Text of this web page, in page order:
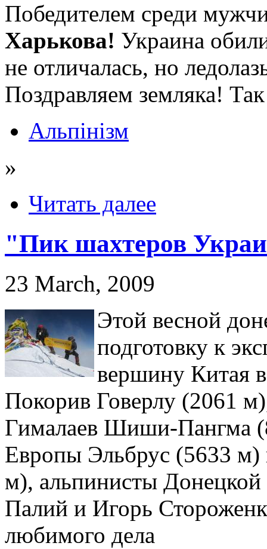
Победителем среди
Харькова! Украина
не отличалась, но
Поздравляем земляка!
Альпінізм
»
Читать далее
"Пик шахтеров
23 March, 2009
Этой весной
подготовку к
вершину Китая
Покорив Говерлу (2061
Гималаев Шиши-Пангма
Европы Эльбрус (5633
м), альпинисты Донецкой
Палий и Игорь
любимого дела